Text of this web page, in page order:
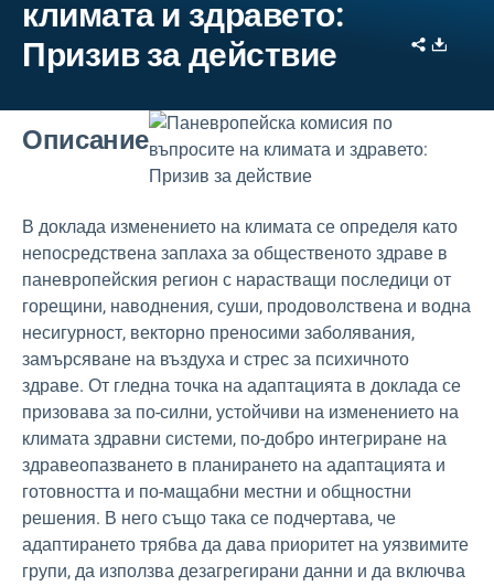
климата и здравето:
Призив за действие
Share
Описание
В доклада изменението на климата се определя като
непосредствена заплаха за общественото здраве в
паневропейския регион с нарастващи последици от
горещини, наводнения, суши, продоволствена и водна
несигурност, векторно преносими заболявания,
замърсяване на въздуха и стрес за психичното
здраве. От гледна точка на адаптацията в доклада се
призовава за по-силни, устойчиви на изменението на
климата здравни системи, по-добро интегриране на
здравеопазването в планирането на адаптацията и
готовността и по-мащабни местни и общностни
решения. В него също така се подчертава, че
адаптирането трябва да дава приоритет на уязвимите
групи, да използва дезагрегирани данни и да включва